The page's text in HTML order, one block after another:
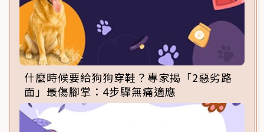
什麼時候要給狗狗穿鞋？專家揭「2惡劣路
面」最傷腳掌：4步驟無痛適應